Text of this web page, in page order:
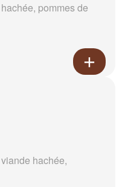
pommes de
hachée,